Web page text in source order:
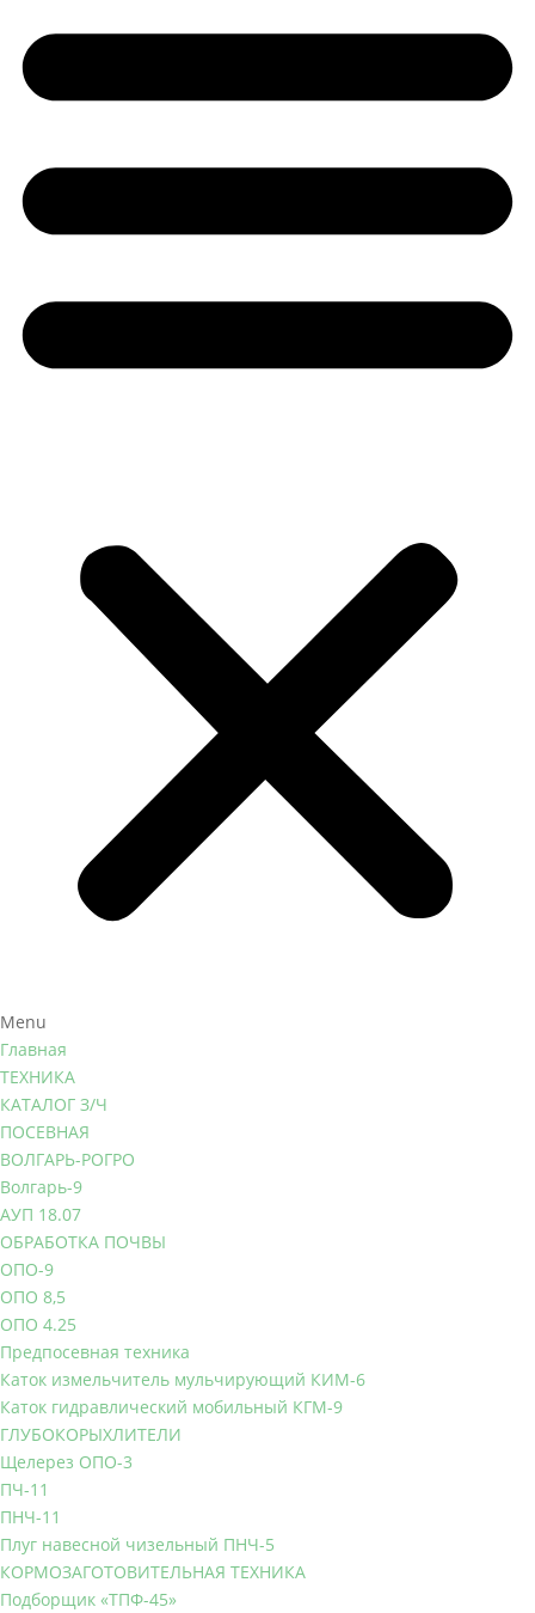
Menu
Главная
ТЕХНИКА
КАТАЛОГ З/Ч
ПОСЕВНАЯ
ВОЛГАРЬ-РОГРО
Волгарь-9
АУП 18.07
ОБРАБОТКА ПОЧВЫ
ОПО-9
ОПО 8,5
ОПО 4.25
Предпосевная техника
Каток измельчитель мульчирующий КИМ-6
Каток гидравлический мобильный КГМ-9
ГЛУБОКОРЫХЛИТЕЛИ
Щелерез ОПО-3
ПЧ-11
ПНЧ-11
Плуг навесной чизельный ПНЧ-5
КОРМОЗАГОТОВИТЕЛЬНАЯ ТЕХНИКА
Подборщик «ТПФ-45»